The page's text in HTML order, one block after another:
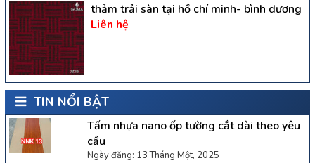
thảm trải sàn tại hồ chí minh- bình dương
Liên hệ
TIN NỔI BẬT
Tấm nhựa nano ốp tường cắt dài theo yêu
cầu
Ngày đăng: 13 Tháng Một, 2025